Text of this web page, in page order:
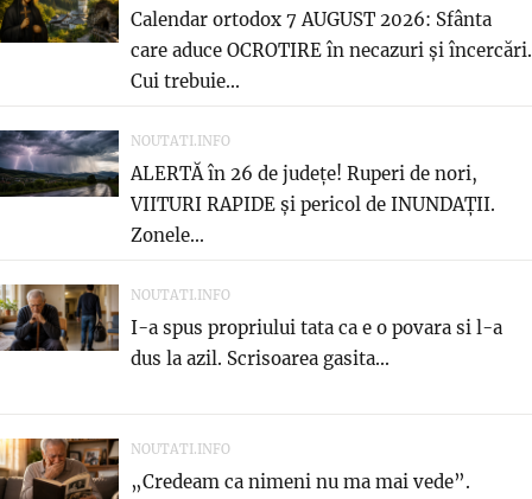
Calendar ortodox 7 AUGUST 2026: Sfânta
care aduce OCROTIRE în necazuri și încercări.
Cui trebuie...
NOUTATI.INFO
ALERTĂ în 26 de județe! Ruperi de nori,
VIITURI RAPIDE și pericol de INUNDAȚII.
Zonele...
NOUTATI.INFO
I-a spus propriului tata ca e o povara si l-a
dus la azil. Scrisoarea gasita...
NOUTATI.INFO
„Credeam ca nimeni nu ma mai vede”.